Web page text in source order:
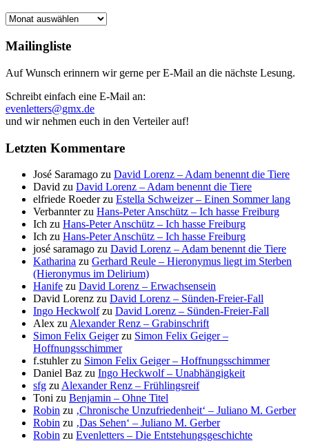
Archiv
Mailingliste
Auf Wunsch erinnern wir gerne per E-Mail an die nächste Lesung.
Schreibt einfach eine E-Mail an:
evenletters@gmx.de
und wir nehmen euch in den Verteiler auf!
Letzten Kommentare
José Saramago zu David Lorenz – Adam benennt die Tiere
David zu David Lorenz – Adam benennt die Tiere
elfriede Roederzu Estella Schweizer – Einen Sommer lang
Verbannterzu Hans-Peter Anschütz – Ich hasse Freiburg
Ich zu Hans-Peter Anschütz – Ich hasse Freiburg
Ich zu Hans-Peter Anschütz – Ich hasse Freiburg
josé saramago zu David Lorenz – Adam benennt die Tiere
Katharina zu Gerhard Reule – Hieronymus liegt im Sterben
(Hieronymus im Delirium)
Hanife zu David Lorenz – Erwachsensein
David Lorenz zu David Lorenz – Sünden-Freier-Fall
Ingo Heckwolfzu David Lorenz – Sünden-Freier-Fall
Alex zu Alexander Renz – Grabinschrift
Simon Felix Geigerzu Simon Felix Geiger –
Hoffnungsschimmer
f.stuhlerzu Simon Felix Geiger – Hoffnungsschimmer
Daniel Baz zu Ingo Heckwolf – Unabhängigkeit
sfg zu Alexander Renz – Frühlingsreif
Toni zu Benjamin – Ohne Titel
Robin zu ‚Chronische Unzufriedenheit‘ – Juliano M. Gerber
Robin zu ‚Das Sehen‘ – Juliano M. Gerber
Robin zu Evenletters – Die Entstehungsgeschichte